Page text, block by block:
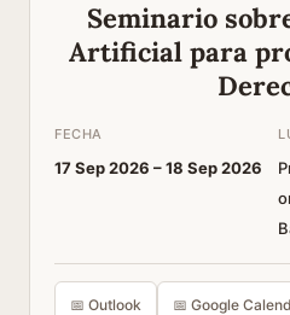
Seminario
Artificial para
FECHA
17 Sep 2026 –18 Sep 2026
📅 Outlook 📅 Google